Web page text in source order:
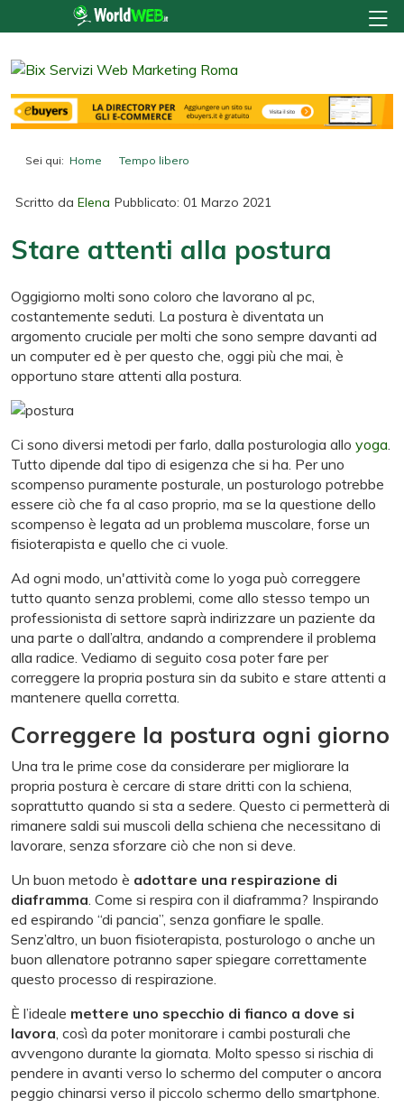
Sei qui: Home Tempo libero
Scritto da Elena Pubblicato: 01 Marzo 2021
Stare attenti alla postura
Oggigiorno molti sono coloro che lavorano al pc,
costantemente seduti. La postura è diventata un
argomento cruciale per molti che sono sempre davanti ad
un computer ed è per questo che, oggi più che mai, è
opportuno stare attenti alla postura.
Ci sono diversi metodi per farlo, dalla posturologia allo yoga.
Tutto dipende dal tipo di esigenza che si ha. Per uno
scompenso puramente posturale, un posturologo potrebbe
essere ciò che fa al caso proprio, ma se la questione dello
scompenso è legata ad un problema muscolare, forse un
fisioterapista e quello che ci vuole.
Ad ogni modo, un'attività come lo yoga può correggere
tutto quanto senza problemi, come allo stesso tempo un
professionista di settore saprà indirizzare un paziente da
una parte o dall’altra, andando a comprendere il problema
alla radice. Vediamo di seguito cosa poter fare per
correggere la propria postura sin da subito e stare attenti a
mantenere quella corretta.
Correggere la postura ogni giorno
Una tra le prime cose da considerare per migliorare la
propria postura è cercare di stare dritti con la schiena,
soprattutto quando si sta a sedere. Questo ci permetterà di
rimanere saldi sui muscoli della schiena che necessitano di
lavorare, senza sforzare ciò che non si deve.
Un buon metodo è adottare una respirazione di
diaframma. Come si respira con il diaframma? Inspirando
ed espirando “di pancia”, senza gonfiare le spalle.
Senz’altro, un buon fisioterapista, posturologo o anche un
buon allenatore potranno saper spiegare correttamente
questo processo di respirazione.
È l’ideale mettere uno specchio di fianco a dove si
lavora, così da poter monitorare i cambi posturali che
avvengono durante la giornata. Molto spesso si rischia di
pendere in avanti verso lo schermo del computer o ancora
peggio chinarsi verso il piccolo schermo dello smartphone.